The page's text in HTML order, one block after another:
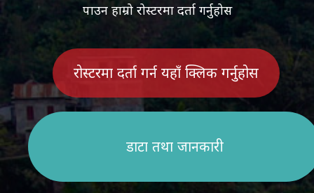
पाउन हाम्रो रोस्टरमा दर्ता गर्नुहोस
रोस्टरमा दर्ता गर्न यहाँ क्लिक गर्नुहोस
डाटा तथा जानकारी